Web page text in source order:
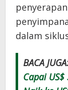
dalam
BACA
Capai